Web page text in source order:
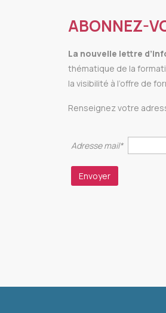
ABONNEZ-
La nouvelle lettre
thématique de la
la visibilité à l’offre de
Renseignez votre
Adresse mail*